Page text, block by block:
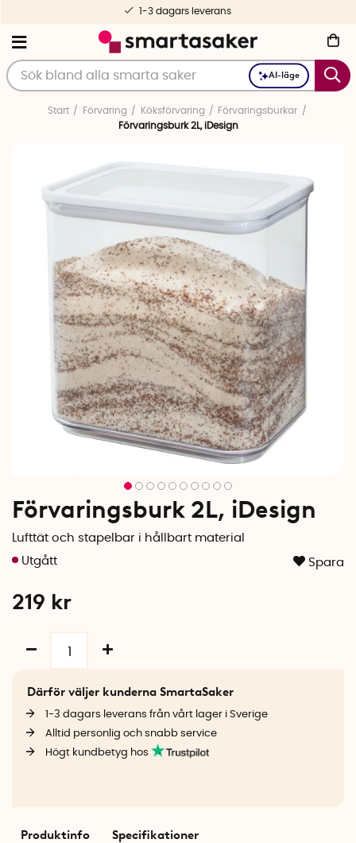
AI-läge
1-3 dagars leverans
Start Förvaring Köksförvaring
Förvaringsburkar
Förvaringsburk 2L, iDesign
Förvaringsburk 2L, iDesign
Lufttät och stapelbar i hållbart material
Spara
219 kr
Därför väljer kunderna SmartaSaker
1-3 dagars leverans från vårt lager i Sverige
Alltid personlig och snabb service
Högt kundbetyg hos
Produktinfo Specifikationer